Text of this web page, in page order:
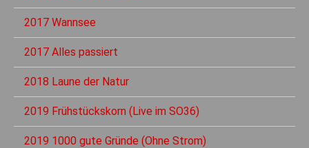
2017 Wannsee
2017 Alles passiert
2018 Laune der Natur
2019 Frühstückskorn (Live im SO36)
2019 1000 gute Gründe (Ohne Strom)